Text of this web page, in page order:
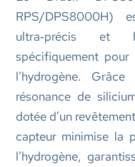
RPS/DPS8000H)
ultra‑précis et
spécifiquement
l’hydrogène.
résonance de
dotée d’un
capteur minimise la
l’hydrogène,